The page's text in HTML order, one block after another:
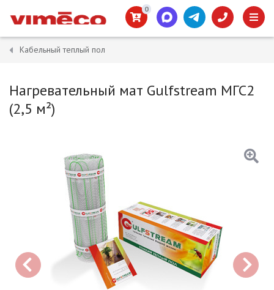
0
Кабельный теплый пол
Нагревательный мат Gulfstream МГС2
(2,5 м²)